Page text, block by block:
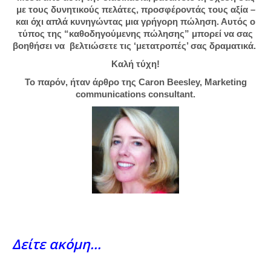
με τους δυνητικούς πελάτες, προσφέροντάς τους αξία –
και όχι απλά κυνηγώντας μια γρήγορη πώληση. Αυτός ο
τύπος της “καθοδηγούμενης πώλησης” μπορεί να σας
βοηθήσει να βελτιώσετε τις ‘μετατροπές’ σας δραματικά.
Καλή τύχη!
Το παρόν, ήταν άρθρο της Caron Beesley, Marketing
communications consultant.
Δείτε ακόμη…